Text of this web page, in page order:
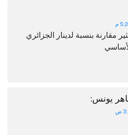
مقارنة بنسبة لدينار الجزائري
يونس: